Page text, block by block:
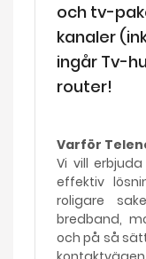
och tv-
kanaler
ingår Tv-
router!
Varför
Vi vill
effektiv
roligare
bredband,
och på så